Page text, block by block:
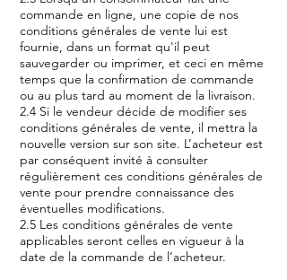
commande en ligne, une copie de nos
conditions générales de vente lui est
fournie, dans un format qu'il peut
sauvegarder ou imprimer, et ceci en même
temps que la confirmation de commande
ou au plus tard au moment de la livraison.
2.4 Si le vendeur décide de modifier ses
conditions générales de vente, il mettra la
nouvelle version sur son site. L’acheteur est
par conséquent invité à consulter
régulièrement ces conditions générales de
vente pour prendre connaissance des
éventuelles modifications.
2.5 Les conditions générales de vente
applicables seront celles en vigueur à la
date de la commande de l’acheteur.